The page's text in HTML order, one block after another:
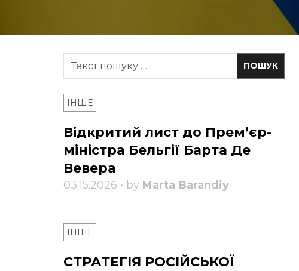
ІНШЕ
Відкритий лист до Прем’єр-
міністра Бельгії Барта Де
Вевера
03.15.2026 • by Marta Barandiy
ІНШЕ
СТРАТЕГІЯ РОСІЙСЬКОЇ